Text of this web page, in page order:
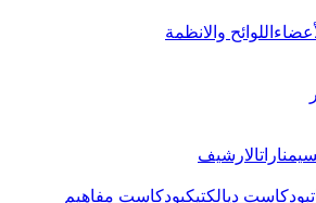
اللوائح والانظمة
الارشيف
بودكاست ديالكتيكبودكاست مفاهيم